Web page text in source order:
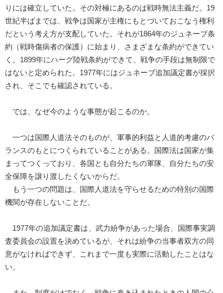
りには確立していた。その対極にあるのは戦時無法主義だ。19
世紀半ばまでは、戦争は国家が主権にもとづいておこなう権利
だという考え方が支配していた。それが1864年のジュネーブ条
約（戦時傷病者の保護）に始まり、さまざまな条約ができてい
く。1899年にハーグ陸戦条約ができて、戦争の手段は無制限で
はないと定められた。1977年にはジュネーブ追加議定書が採択
され、そこでも確認されている。
では、なぜ今のような事態が起こるのか。
一つは国際人道法そのものが、軍事的利益と人道的考慮のバ
ランスのもとにつくられていることがある。国際法は国家が集
まってつくっており、各国とも自分たちの軍隊、自分たちの安
全保障を譲り渡したくないからだ。
もう一つの問題は、国際人道法を守らせるための特別の国際
機関が存在しないことだ。
1977年の追加議定書は、武力紛争があった場合、国際事実調
査委員会の設置を決めているが、それは紛争の当事者双方の同
意がなければできず、これまで一度も実際に活動したことはな
い。